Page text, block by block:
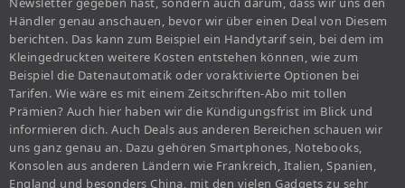
Händler genau anschauen, bevor wir über einen Deal von Diesem
berichten. Das kann zum Beispiel ein Handytarif sein, bei dem im
Kleingedruckten weitere Kosten entstehen können, wie zum
Beispiel die Datenautomatik oder voraktivierte Optionen bei
Tarifen. Wie wäre es mit einem Zeitschriften-Abo mit tollen
Prämien? Auch hier haben wir die Kündigungsfrist im Blick und
informieren dich. Auch Deals aus anderen Bereichen schauen wir
uns ganz genau an. Dazu gehören Smartphones, Notebooks,
Konsolen aus anderen Ländern wie Frankreich, Italien, Spanien,
England und besonders China, mit den vielen Gadgets zu sehr